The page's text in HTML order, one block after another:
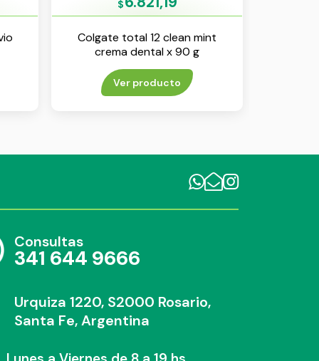
$
Colgate total 12 clean mint
crema dental x 90 g
Ver producto
Consultas
341 644 9666
Urquiza 1220, S2000 Rosario,
Santa Fe, Argentina